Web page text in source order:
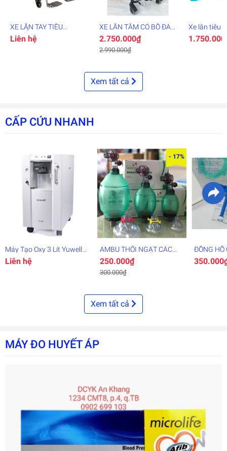
XE LĂN TAY TIÊU
CHUẨN
Liên hệ
XE LĂN TẮM CÓ BÔ ĐA
NĂNG
2.750.000₫
2.990.000₫
Xe lăn tiêu
Lucass X75
Xem tất cả
CẤP CỨU NHANH
Máy Tạo Oxy 3 Lít Yuwell
7F-3EW
Liên hệ
- 17%
AMBU THỔI NGẠT CÁC
SIZE
250.000₫
300.000₫
ĐỒNG HỒ
Xem tất cả
MÁY ĐO HUYẾT ÁP